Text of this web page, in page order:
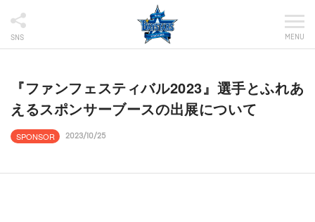
SNS MENU
『ファンフェスティバル2023』選手とふれあ
えるスポンサーブースの出展について
SPONSOR 2023/10/25